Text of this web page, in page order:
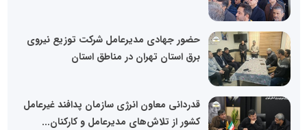
حضور جهادی مدیرعامل شرکت توزیع نیروی
برق استان تهران در مناطق استان
قدردانی معاون انرژی سازمان پدافند غیرعامل
کشور از تلاش‌های مدیرعامل و کارکنان...